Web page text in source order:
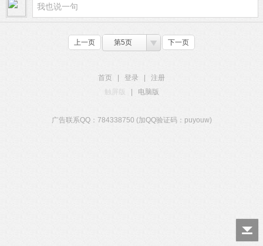
上一页 第5页 下一页
首页 登录
注册
触屏版
电脑版
广告联系QQ：784338750 (加QQ验证码：puyouw)